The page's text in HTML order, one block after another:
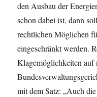
den Ausbau der
schon dabei ist, dann
rechtlichen Möglichen
eingeschränkt werden.
Klagemöglichkeiten auf
mit dem Satz: „Auch